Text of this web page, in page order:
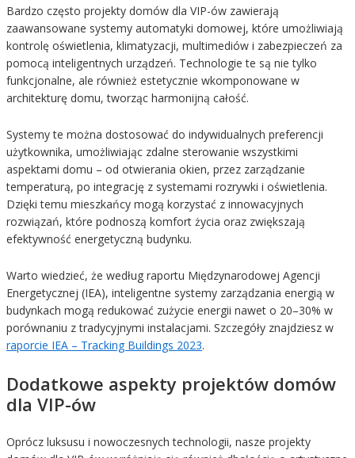
Bardzo często projekty domów dla VIP-ów zawierają
zaawansowane systemy automatyki domowej, które umożliwiają
kontrolę oświetlenia, klimatyzacji, multimediów i zabezpieczeń za
pomocą inteligentnych urządzeń. Technologie te są nie tylko
funkcjonalne, ale również estetycznie wkomponowane w
architekturę domu, tworząc harmonijną całość.
Systemy te można dostosować do indywidualnych preferencji
użytkownika, umożliwiając zdalne sterowanie wszystkimi
aspektami domu – od otwierania okien, przez zarządzanie
temperaturą, po integrację z systemami rozrywki i oświetlenia.
Dzięki temu mieszkańcy mogą korzystać z innowacyjnych
rozwiązań, które podnoszą komfort życia oraz zwiększają
efektywność energetyczną budynku.
Warto wiedzieć, że według raportu Międzynarodowej Agencji
Energetycznej (IEA), inteligentne systemy zarządzania energią w
budynkach mogą redukować zużycie energii nawet o 20–30% w
porównaniu z tradycyjnymi instalacjami. Szczegóły znajdziesz w
raporcie IEA – Tracking Buildings 2023.
Dodatkowe aspekty projektów domów
dla VIP-ów
Oprócz luksusu i nowoczesnych technologii, nasze projekty